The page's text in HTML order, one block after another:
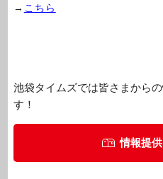
→ こちら
池袋タイムズでは皆さまから
す！
情報提